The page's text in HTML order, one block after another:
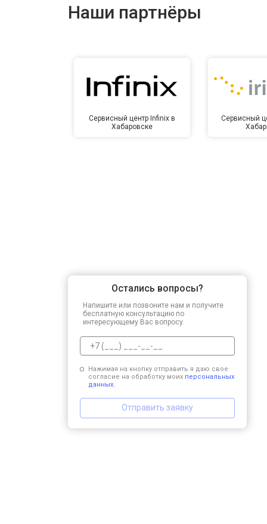
Наши партнёры
Сервисный центр Infinix в
Хабаровске
Сервисный
Остались вопросы?
Напишите или позвоните нам и получите
бесплатную консультацию по
интересующему Вас вопросу.
Нажимая на кнопку отправить я даю свое
согласие на обработку моих персональных
данных.
Отправить заявку